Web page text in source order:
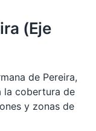
(Eje
de Pereira,
la cobertura de
y zonas de